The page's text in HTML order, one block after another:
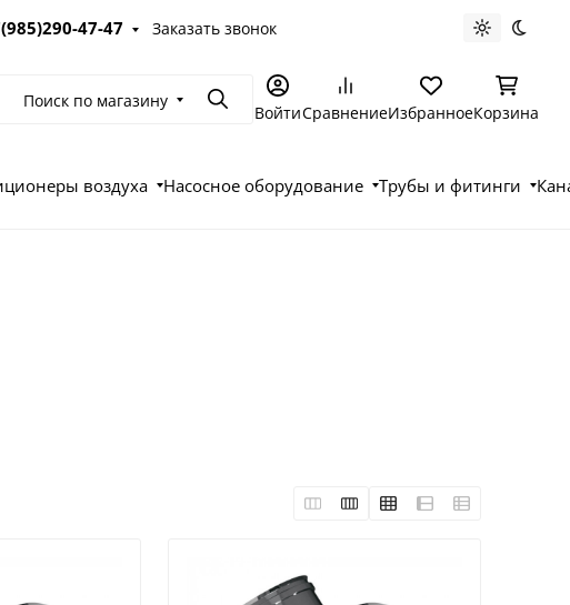
47-47 Заказать звонок Светлая
Поиск по магазину ПоискВойтиСравнениеИзбранноеКорзина
воздуха Насосное оборудование Трубы и фитинги